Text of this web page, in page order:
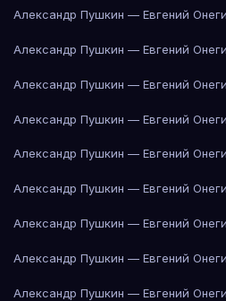
Александр Пушкин — Евгений
Александр Пушкин — Евгений
Александр Пушкин — Евгений
Александр Пушкин — Евгений
Александр Пушкин — Евгений
Александр Пушкин — Евгений
Александр Пушкин — Евгений
Александр Пушкин — Евгений
Александр Пушкин — Евгений